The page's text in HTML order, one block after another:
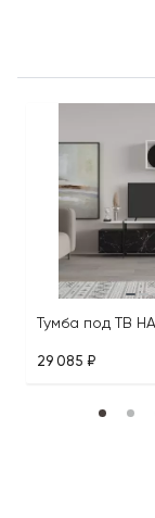
Тумба под ТВ
29 085 ₽